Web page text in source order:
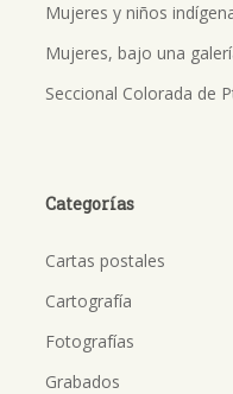
Mujeres y niños
Mujeres, bajo una
Seccional Colorada de
Categorías
Cartas postales
Cartografía
Fotografías
Grabados